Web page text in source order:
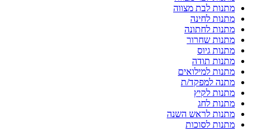
מתנות לבת מצווה
מתנות לחינה
מתנות לחתונה
מתנות שחרור
מתנות גיוס
מתנות תודה
מתנות למילואים
מתנה למפקד/ת
מתנות לקיץ
מתנות לחג
מתנות לראש השנה
מתנות לסוכות